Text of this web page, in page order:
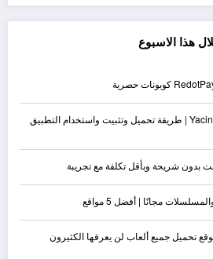
هذا الاسبوع
شرح تطبيق Yacine TV 2026 | طريقة تحميل وتثبيت واستخدام التطبيق
بدون شريحة وبأقل تكلفة مع تجريبة
مجانًا | أفضل 5 مواقع
تحميل جميع ألعاب لن يعرفها الكثيرون